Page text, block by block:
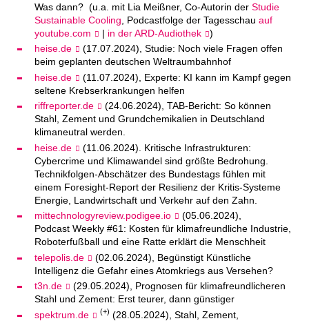
Was dann? (u.a. mit Lia Meißner, Co-Autorin der Studie
Sustainable Cooling , Podcastfolge der Tagesschau auf
youtube.com
| in der ARD-Audiothek
)
heise.de
(17.07.2024), Studie: Noch viele Fragen offen
beim geplanten deutschen Weltraumbahnhof
heise.de
(11.07.2024), Experte: KI kann im Kampf gegen
seltene Krebserkrankungen helfen
riffreporter.de
(24.06.2024), TAB-Bericht: So können
Stahl, Zement und Grundchemikalien in Deutschland
klimaneutral werden.
heise.de
(11.06.2024). Kritische Infrastrukturen:
Cybercrime und Klimawandel sind größte Bedrohung.
Technikfolgen-Abschätzer des Bundestags fühlen mit
einem Foresight-Report der Resilienz der Kritis-Systeme
Energie, Landwirtschaft und Verkehr auf den Zahn.
mittechnologyreview.podigee.io
(05.06.2024),
Podcast Weekly #61: Kosten für klimafreundliche Industrie,
Roboterfußball und eine Ratte erklärt die Menschheit
telepolis.de
(02.06.2024), Begünstigt Künstliche
Intelligenz die Gefahr eines Atomkriegs aus Versehen?
t3n.de
(29.05.2024), Prognosen für klimafreundlicheren
Stahl und Zement: Erst teurer, dann günstiger
spektrum.de
(+) (28.05.2024), Stahl, Zement,